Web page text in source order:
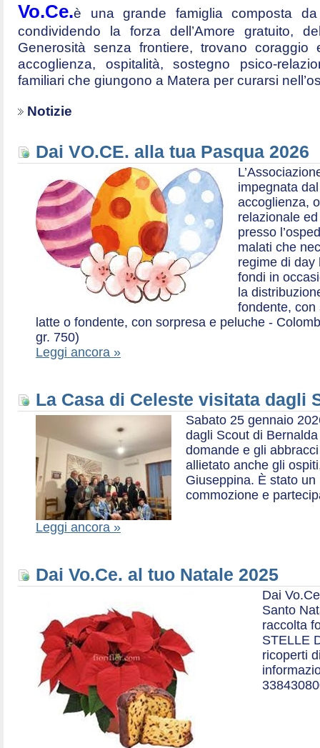
Vo.Ce.è una grande famiglia composta
condividendo la forza dell’Amore gratuito,
Generosità senza frontiere, trovano
accoglienza, ospitalità, sostegno psico-
familiari che giungono a Matera per curarsi
Notizie
Dai VO.CE. alla tua Pasqua 2026
impegnata
accoglienza,
relazionale
presso
malati che
regime di day
fondi in
la
fondente, con
latte o fondente, con sorpresa e peluche -
gr. 750)
Leggi ancora »
La Casa di Celeste visitata dagli
Sabato 25 gennaio
dagli Scout di
domande e gli
allietato anche gli
Giuseppina. È stato
commozione e
Leggi ancora »
Dai Vo.Ce. al tuo Natale 2025
Dai
Santo
raccolta
STELLE
ricoperti